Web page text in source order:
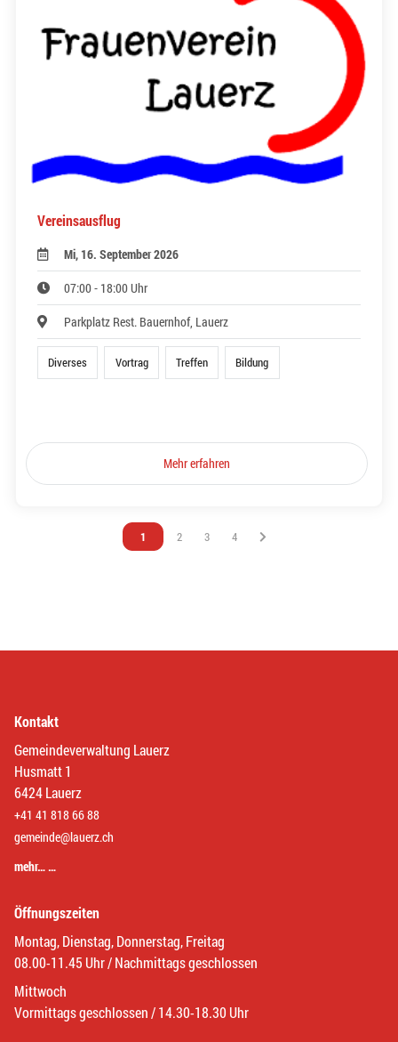
Vereinsausflug
Mi, 16. September 2026
07:00 - 18:00 Uhr
Parkplatz Rest. Bauernhof, Lauerz
Diverses Vortrag Treffen Bildung
Mehr erfahren
Vous êtes sur la page
1 Vous êtes sur la page
2 Vous êtes sur la page
3 Vous êtes sur la page
4
Kontakt
Gemeindeverwaltung Lauerz
Husmatt 1
6424 Lauerz
+41 41 818 66 88
gemeinde@lauerz.ch
mehr… …
Öffnungszeiten
Montag, Dienstag, Donnerstag, Freitag
08.00-11.45 Uhr / Nachmittags geschlossen
Mittwoch
Vormittags geschlossen / 14.30-18.30 Uhr